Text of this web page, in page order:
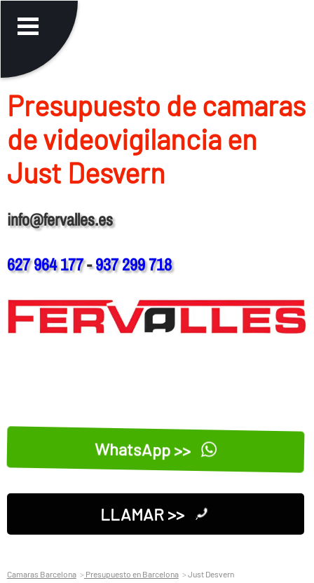
Presupuesto de camaras
de videovigilancia en
Just Desvern
info@fervalles.es
627 964 177-937 299 718
WhatsApp >>
LLAMAR >>
Camaras Barcelona Presupuesto en Barcelona Just Desvern